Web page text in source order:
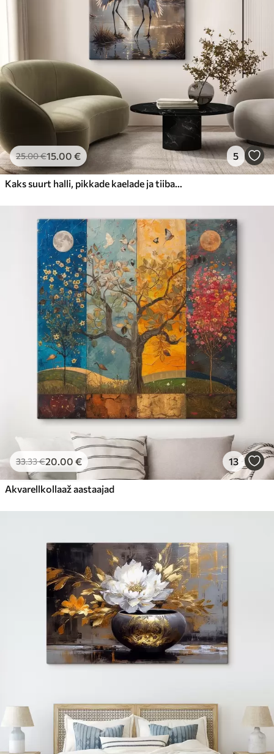
25.00€15.00 € 5
Kaks suurt halli, pikkade kaelade ja tiibadega kraanat, mis seisavad puudest ümbritsetud udujärves
33.33€20.00 € 13
Akvarellkollaaž aastaajad